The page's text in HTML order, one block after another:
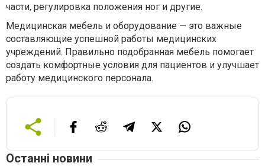
части, регулировка положения ног и другие.
Медицинская мебель и оборудование — это важные
составляющие успешной работы медицинских
учреждений. Правильно подобранная мебель помогает
создать комфортные условия для пациентов и улучшает
работу медицинского персонала.
Останні новини